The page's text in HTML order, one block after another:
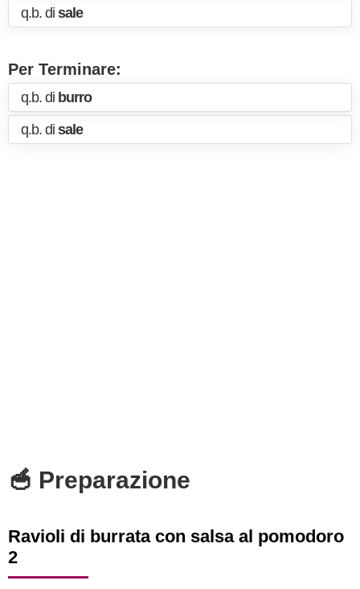
q.b. di sale
Per Terminare:
q.b. di burro
q.b. di sale
🥣 Preparazione
Ravioli di burrata con salsa al pomodoro
2